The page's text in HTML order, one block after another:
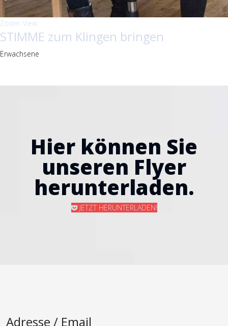
Zoom View
STIMME zum Klingen bringen
Erwachsene
Hier können Sie
unseren Flyer
herunterladen.
JETZT HERUNTERLADEN!
Adresse / Email